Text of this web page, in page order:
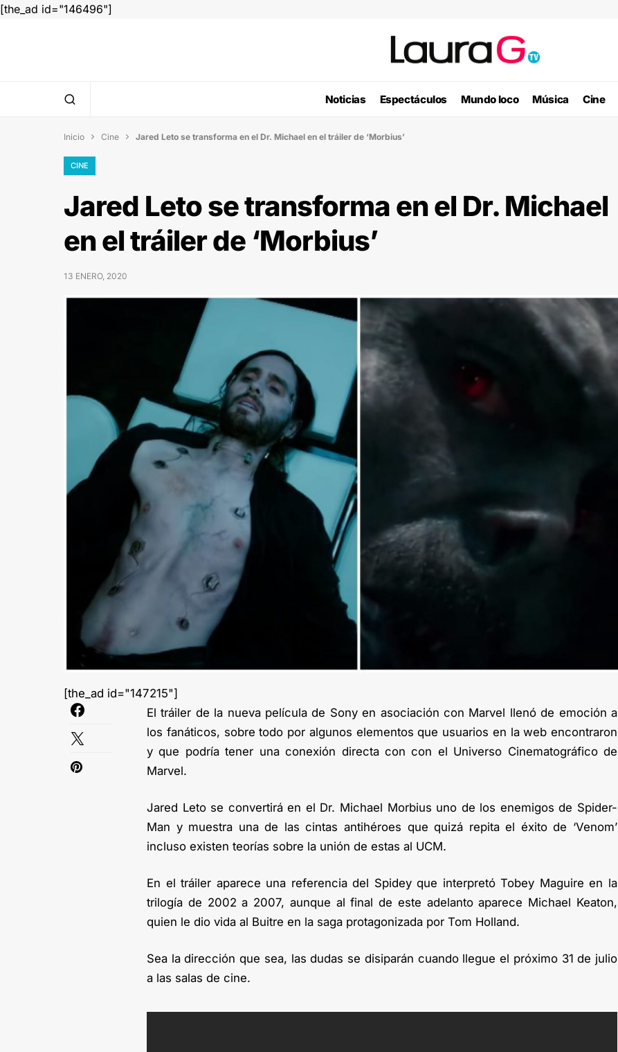
[the_ad id="146496"]
Noticias Espectáculos Mundo loco Música Cine
Inicio  Cine  Jared Leto se transforma en el Dr. Michael en el tráiler de ‘Morbius’
CINE
Jared Leto se transforma en el Dr. Michael
en el tráiler de ‘Morbius’
13 ENERO, 2020
[the_ad id="147215"]
El tráiler de la nueva película de Sony en asociación con Marvel llenó de emoción a
los fanáticos, sobre todo por algunos elementos que usuarios en la web encontraron
y que podría tener una conexión directa con con el Universo Cinematográfico de
Marvel.
Jared Leto se convertirá en el Dr. Michael Morbius uno de los enemigos de Spider-
Man y muestra una de las cintas antihéroes que quizá repita el éxito de ‘Venom’
incluso existen teorías sobre la unión de estas al UCM.
En el tráiler aparece una referencia del Spidey que interpretó Tobey Maguire en la
trilogía de 2002 a 2007, aunque al final de este adelanto aparece Michael Keaton,
quien le dio vida al Buitre en la saga protagonizada por Tom Holland.
Sea la dirección que sea, las dudas se disiparán cuando llegue el próximo 31 de julio
a las salas de cine.